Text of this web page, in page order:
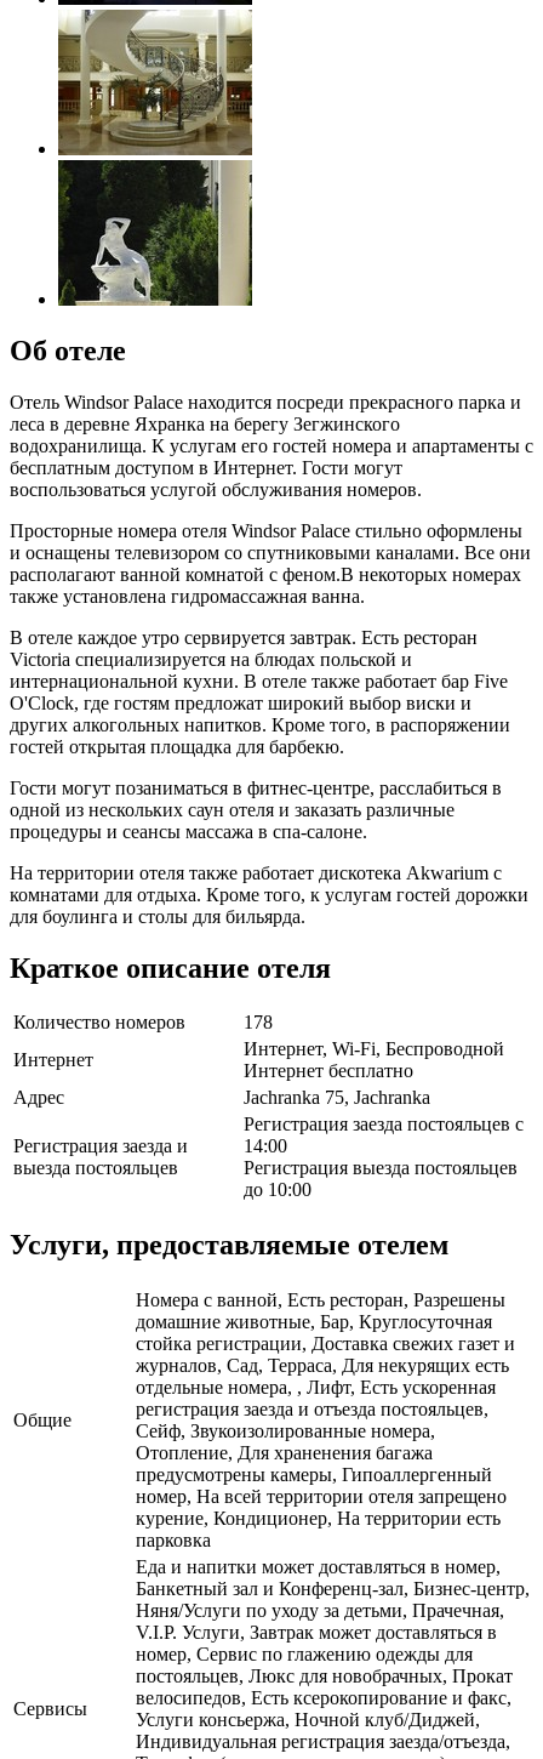
Об отеле
Отель Windsor Palace находится посреди прекрасного парка и
леса в деревне Яхранка на берегу Зегжинского
водохранилища. К услугам его гостей номера и апартаменты с
бесплатным доступом в Интернет. Гости могут
воспользоваться услугой обслуживания номеров.
Просторные номера отеля Windsor Palace стильно оформлены
и оснащены телевизором со спутниковыми каналами. Все они
располагают ванной комнатой с феном.В некоторых номерах
также установлена гидромассажная ванна.
В отеле каждое утро сервируется завтрак. Есть ресторан
Victoria специализируется на блюдах польской и
интернациональной кухни. В отеле также работает бар Five
O'Clock, где гостям предложат широкий выбор виски и
других алкогольных напитков. Кроме того, в распоряжении
гостей открытая площадка для барбекю.
Гости могут позаниматься в фитнес-центре, расслабиться в
одной из нескольких саун отеля и заказать различные
процедуры и сеансы массажа в спа-салоне.
На территории отеля также работает дискотека Akwarium с
комнатами для отдыха. Кроме того, к услугам гостей дорожки
для боулинга и столы для бильярда.
Краткое описание отеля
Количество номеров
178
Интернет
Интернет, Wi-Fi, Беспроводной
Интернет бесплатно
Адрес
Jachranka 75, Jachranka
Регистрация заезда и
выезда постояльцев
Регистрация заезда постояльцев с
14:00
Регистрация выезда постояльцев
до 10:00
Услуги, предоставляемые отелем
Общие
Номера с ванной, Есть ресторан, Разрешены
домашние животные, Бар, Круглосуточная
стойка регистрации, Доставка свежих газет и
журналов, Сад, Терраса, Для некурящих есть
отдельные номера, , Лифт, Есть ускоренная
регистрация заезда и отъезда постояльцев,
Сейф, Звукоизолированные номера,
Отопление, Для храненения багажа
предусмотрены камеры, Гипоаллергенный
номер, На всей территории отеля запрещено
курение, Кондиционер, На территории есть
парковка
Сервисы
Еда и напитки может доставляться в номер,
Банкетный зал и Конференц-зал, Бизнес-центр,
Няня/Услуги по уходу за детьми, Прачечная,
V.I.P. Услуги, Завтрак может доставляться в
номер, Сервис по глажению одежды для
постояльцев, Люкс для новобрачных, Прокат
велосипедов, Есть ксерокопирование и факс,
Услуги консьержа, Ночной клуб/Диджей,
Индивидуальная регистрация заезда/отъезда,